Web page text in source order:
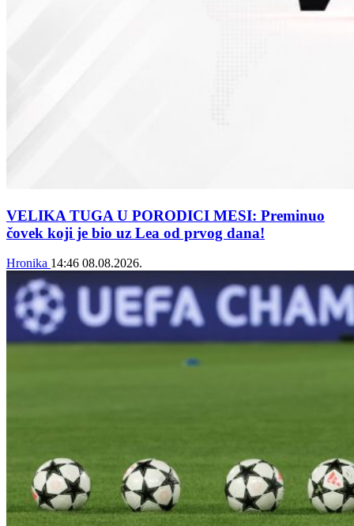
VELIKA TUGA U PORODICI MESI: Preminuo
čovek koji je bio uz Lea od prvog dana!
Hronika 14:46 08.08.2026.